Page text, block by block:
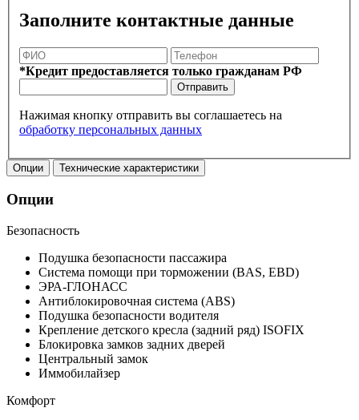
Заполните контактные данные
*Кредит предоставляется только гражданам РФ
Отправить
Нажимая кнопку отправить вы соглашаетесь на
обработку персональных данных
Опции Технические характеристики
Опции
Безопасность
Подушка безопасности пассажира
Система помощи при торможении (BAS, EBD)
ЭРА-ГЛОНАСС
Антиблокировочная система (ABS)
Подушка безопасности водителя
Крепление детского кресла (задний ряд) ISOFIX
Блокировка замков задних дверей
Центральный замок
Иммобилайзер
Комфорт